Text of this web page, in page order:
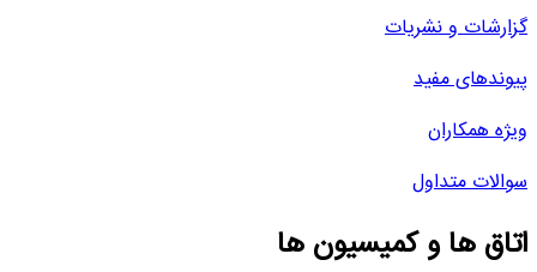
گزارشات و نشریات
پیوندهای مفید
ویژه همکاران
سوالات متداول
اتاق ها و کمیسیون ها